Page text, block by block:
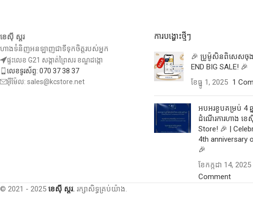
ខេស៊ី ស្តរ
ហាងទំនិញអនឡាញជាទីទុកចិត្តរបស់អ្នក
ផ្ទះលេខ G21 សង្កាត់ព្រៃសរ ខណ្ឌដង្កោ
លេខទូរស័ព្ទ: 070 37 38 37
អ៊ីម៉ែល: sales@kcstore.net
ការបង្ហោះថ្មីៗ
🎉 ប្រូម៉ូសិនពិសេសចុងឆ្
END BIG SALE! 🎉
ខែ​ធ្នូ 1, 2025 1
អបអរខួបគម្រប់ 4 ឆ្ន
ដំណើរការហាង ខេ
Store! 🎉 |
4th anniversary
🎉
ខែ​កក្កដា 14, 2025
Comment
© 2021 - 2025 ខេស៊ី ស្តរ. រក្សាសិទ្ធគ្រប់យ៉ាង.